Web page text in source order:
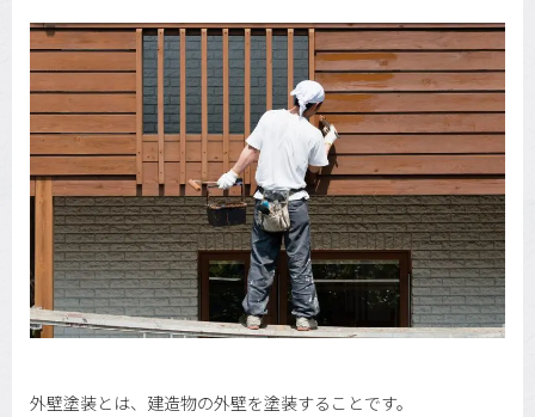
外壁塗装とは、建造物の外壁を塗装することです。